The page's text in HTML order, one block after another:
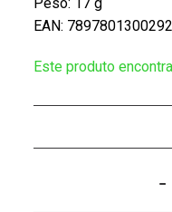
EAN: 7897801300292
Este produto
-